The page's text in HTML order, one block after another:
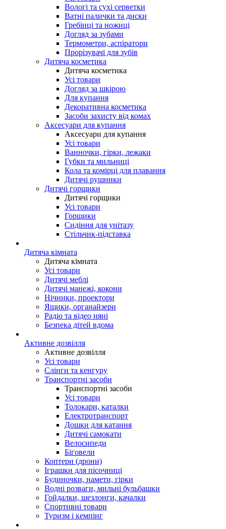
Вологі та сухі серветки
Ватні палички та диски
Гребінці та ножиці
Догляд за зубами
Термометри, аспіратори
Прорізувачі для зубів
Дитяча косметика
Дитяча косметика
Усі товари
Догляд за шкірою
Для купання
Декоративна косметика
Засоби захисту від комах
Аксесуари для купання
Аксесуари для купання
Усі товари
Ванночки, гірки, лежаки
Губки та мильниці
Кола та комірці для плавання
Дитячі рушники
Дитячі горщики
Дитячі горщики
Усі товари
Горщики
Сидіння для унітазу
Стільчик-підставка
Дитяча кімната
Дитяча кімната
Усі товари
Дитячі меблі
Дитячі манежі, кокони
Нічники, проектори
Ящики, органайзери
Радіо та відео няні
Безпека дітей вдома
Активне дозвілля
Активне дозвілля
Усі товари
Слінги та кенгуру
Транспортні засоби
Транспортні засоби
Усі товари
Толокари, каталки
Електротранспорт
Дошки для катання
Дитячі самокати
Велосипеди
Біговели
Коптери (дрони)
Іграшки для пісочниці
Будиночки, намети, гірки
Водні розваги, мильні бульбашки
Гойдалки, шезлонги, качалки
Спортивні товари
Туризм і кемпінг